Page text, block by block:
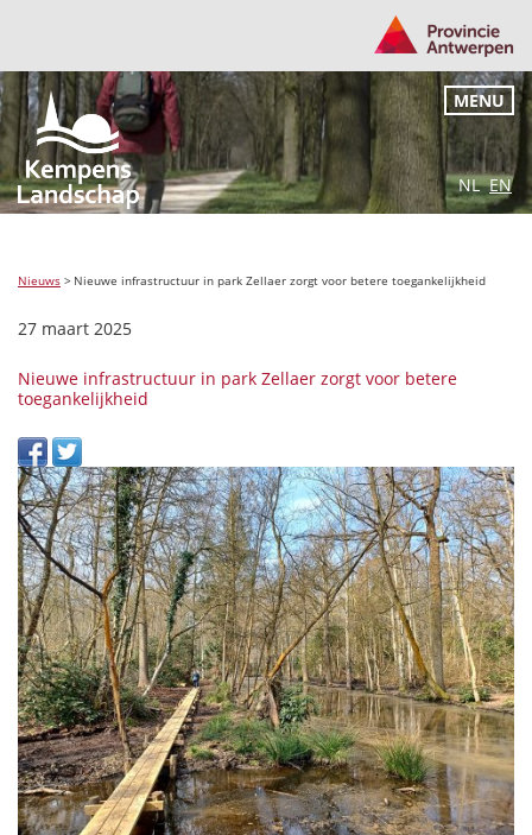
NL EN
MENU
Nieuws > Nieuwe infrastructuur in park Zellaer zorgt voor betere toegankelijkheid
27 maart 2025
Nieuwe infrastructuur in park Zellaer zorgt voor betere
toegankelijkheid